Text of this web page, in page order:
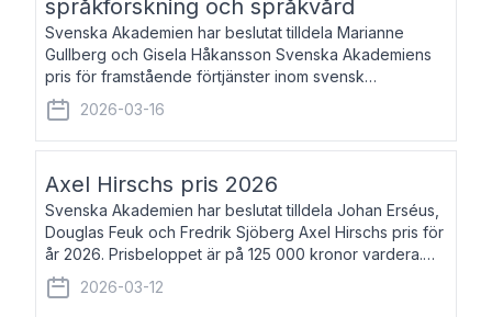
språkforskning och språkvård
Svenska Akademien har beslutat tilldela Marianne
Gullberg och Gisela Håkansson Svenska Akademiens
pris för framstående förtjänster inom svensk
språkforskning och språkvård till minne av Carl Gabriel
och Karin Forsberg för år 2026. Prissumma
2026-03-16
Axel Hirschs pris 2026
Svenska Akademien har beslutat tilldela Johan Erséus,
Douglas Feuk och Fredrik Sjöberg Axel Hirschs pris för
år 2026. Prisbeloppet är på 125 000 kronor vardera.
Johan Erséus, född 1959, är fackboksförfattare och
journalist med mångårigt för
2026-03-12